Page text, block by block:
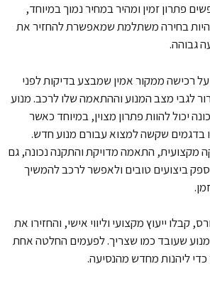
פתרון זמין ומהיר במחיר נמוך במיוחד,
להיות בחירה משתלמת שמאפשרת להחזיר את
גבוהה.
רכישה ממקור אמין שמבצע בדיקות לפני
לגבי מצב המנוע וההתאמה שלו לרכב. מנוע
יכול להוות פתרון מצוין, במיוחד כאשר
בדגמים שקשה למצוא עבורם מנוע חדש.
מקצועית, התאמה מדויקת והתקנה נכונה, גם
ביצועים טובים ולאפשר לרכב להמשיך
קבלו ייעוץ מקצועי וליווי אישי, והחזירו את
שעובד כמו שצריך. לפעמים החלטה אחת
ליהנות מחדש מהנסיעה.